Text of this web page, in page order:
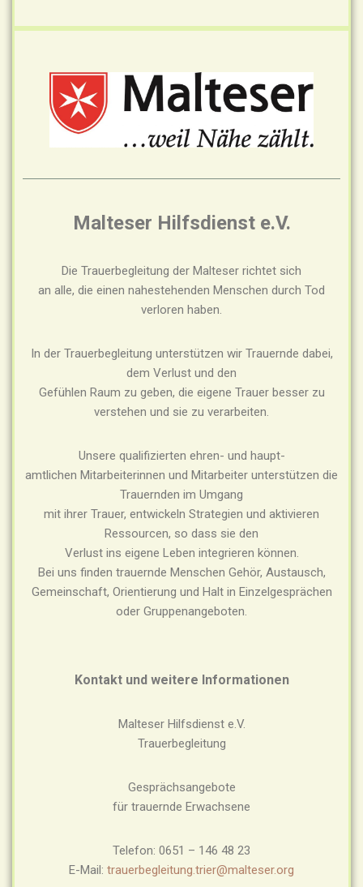
Malteser Hilfsdienst e.V.
Die Trauerbegleitung der Malteser richtet sich
an alle, die einen nahestehenden Menschen durch Tod
verloren haben.
In der Trauerbegleitung unterstützen wir Trauernde dabei,
dem Verlust und den
Gefühlen Raum zu geben, die eigene Trauer besser zu
verstehen und sie zu verarbeiten.
Unsere qualifizierten ehren- und haupt-
amtlichen Mitarbeiterinnen und Mitarbeiter unterstützen die
Trauernden im Umgang
mit ihrer Trauer, entwickeln Strategien und aktivieren
Ressourcen, so dass sie den
Verlust ins eigene Leben integrieren können.
Bei uns finden trauernde Menschen Gehör, Austausch,
Gemeinschaft, Orientierung und Halt in Einzelgesprächen
oder Gruppenangeboten.
Kontakt und weitere Informationen
Malteser Hilfsdienst e.V.
Trauerbegleitung
Gesprächsangebote
für trauernde Erwachsene
Telefon: 0651 – 146 48 23
E-Mail: trauerbegleitung.trier@malteser.org